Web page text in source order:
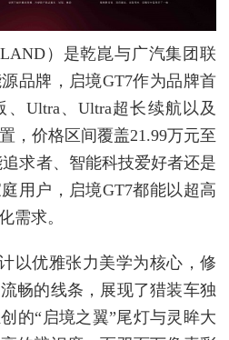
）是乾崑与广汽集团联
品牌，启境GT7作为品牌首
Ultra、Ultra超长续航以及
，价格区间覆盖21.99万元至
求者、智能科技爱好者还是
用户，启境GT7都能以超高
需求。
以优雅张力美学为核心，修
畅的线条，展现了猎装车独
的“启境之翼”尾灯与灵眸大